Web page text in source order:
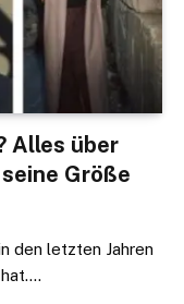
Alles über
Größe
den letzten Jahren